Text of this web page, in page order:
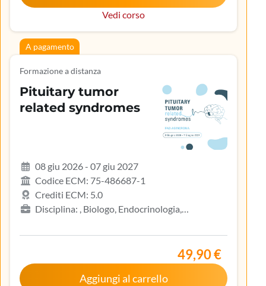
Vedi corso
A pagamento
Formazione a distanza
Pituitary tumor
related syndromes
08 giu 2026 - 07 giu 2027
Codice ECM: 75-486687-1
Crediti ECM: 5.0
Disciplina: , Biologo, Endocrinologia,
ostetricia, Infermiere, Infermiere pediatrico,
Iscritto nell’elenco speciale ad esaurimento,
Malattie metaboliche e diabetologia, Medicina
interna, Oncologia, Pediatria, Pediatria (Pediatri di
49,90 €
Aggiungi al carrello